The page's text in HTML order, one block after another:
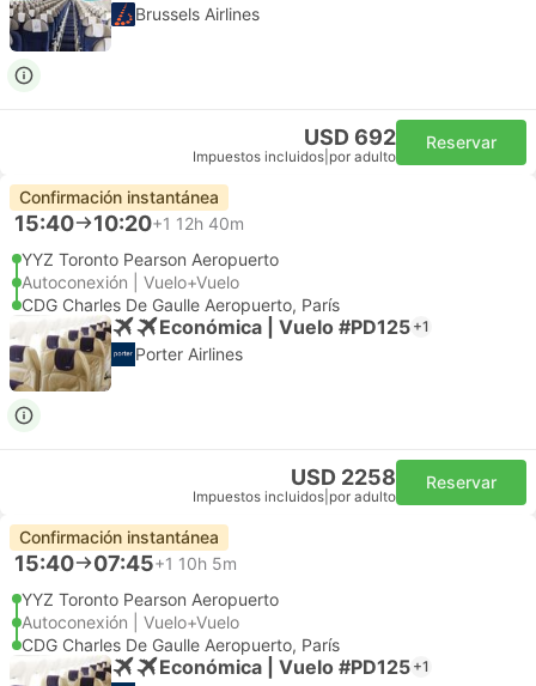
Brussels Airlines
USD 692
Impuestos incluidos por adulto
Reservar
Confirmación instantánea
15:40 10:20+1 12h 40m
YYZ Toronto Pearson Aeropuerto
Autoconexión | Vuelo+Vuelo
CDG Charles De Gaulle Aeropuerto, París
Económica | Vuelo #PD125 +1
Porter Airlines
USD 2258
Impuestos incluidos por adulto
Reservar
Confirmación instantánea
15:40 07:45+1 10h 5m
YYZ Toronto Pearson Aeropuerto
Autoconexión | Vuelo+Vuelo
CDG Charles De Gaulle Aeropuerto, París
Económica | Vuelo #PD125 +1